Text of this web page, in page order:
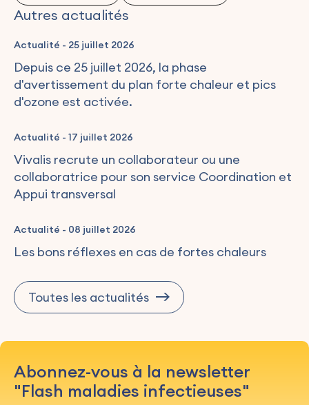
Autres actualités
Actualité - 25 juillet 2026
Depuis ce 25 juillet 2026, la phase
d'avertissement du plan forte chaleur et pics
d'ozone est activée.
Actualité - 17 juillet 2026
Vivalis recrute un collaborateur ou une
collaboratrice pour son service Coordination et
Appui transversal
Actualité - 08 juillet 2026
Les bons réflexes en cas de fortes chaleurs
Toutes les actualités
Abonnez-vous à la newsletter
"Flash maladies infectieuses"